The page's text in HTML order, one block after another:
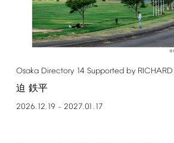
Osaka Directory 14 Supported by RICHARD
迫 鉄平
2026.12.19 – 2027.01.17